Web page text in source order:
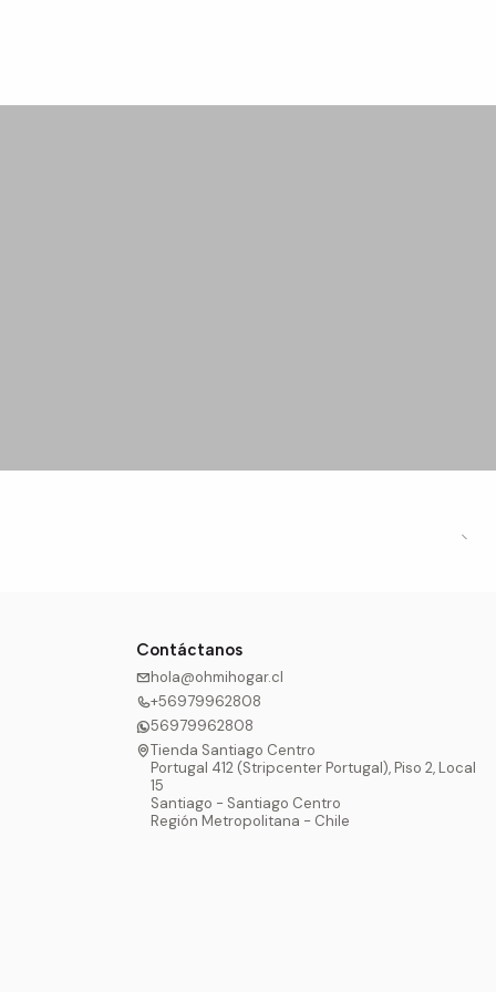
Contáctanos
hola@ohmihogar.cl
+56979962808
56979962808
Tienda Santiago Centro
Portugal 412 (Stripcenter Portugal), Piso 2, Local
15
Santiago - Santiago Centro
Región Metropolitana - Chile